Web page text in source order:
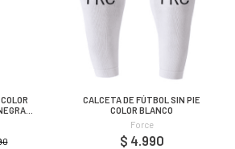
CALCETA DE FÚTBOL SIN PIE
COLOR BLANCO
Force
$ 4.990